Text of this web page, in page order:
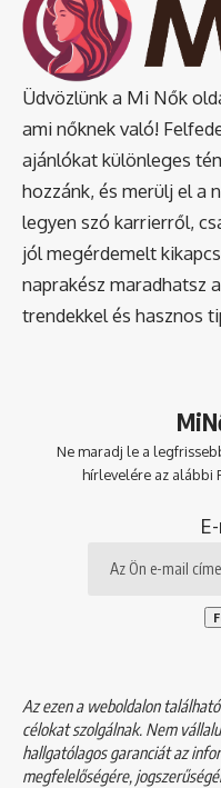
Üdvözlünk a Mi Nők
ami nőknek való!
ajánlókat különleges
hozzánk, és merülj el a
legyen szó karrierről,
jól megérdemelt
naprakész maradhatsz
trendekkel és hasznos
Ne maradj le a
hírlevelére az alábbi
Az ezen a weboldalon
célokat szolgálnak. Nem
hallgatólagos garanciát az
megfelelőségére,